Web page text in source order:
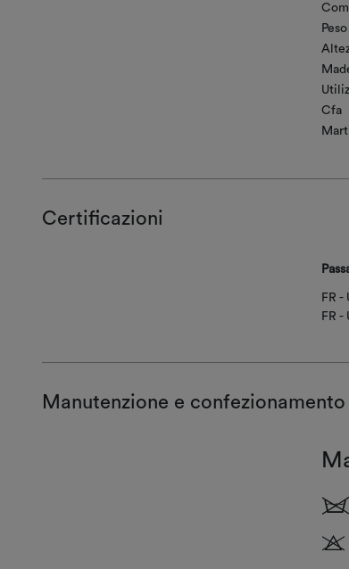
Peso
Cfa
Certificazioni
FR -
FR -
Manutenzione e confezionamento
1
T